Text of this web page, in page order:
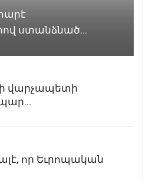
ստանձնած...
վարչապետի
որ Եւրոպական